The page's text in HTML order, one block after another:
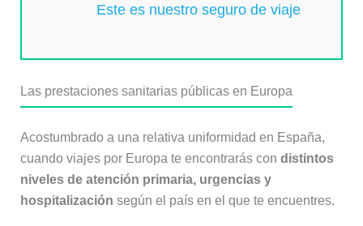
Este es nuestro seguro de viaje
Las prestaciones sanitarias públicas en Europa
Acostumbrado a una relativa uniformidad en España,
cuando viajes por Europa te encontrarás con distintos
niveles de atención primaria, urgencias y
hospitalización según el país en el que te encuentres.